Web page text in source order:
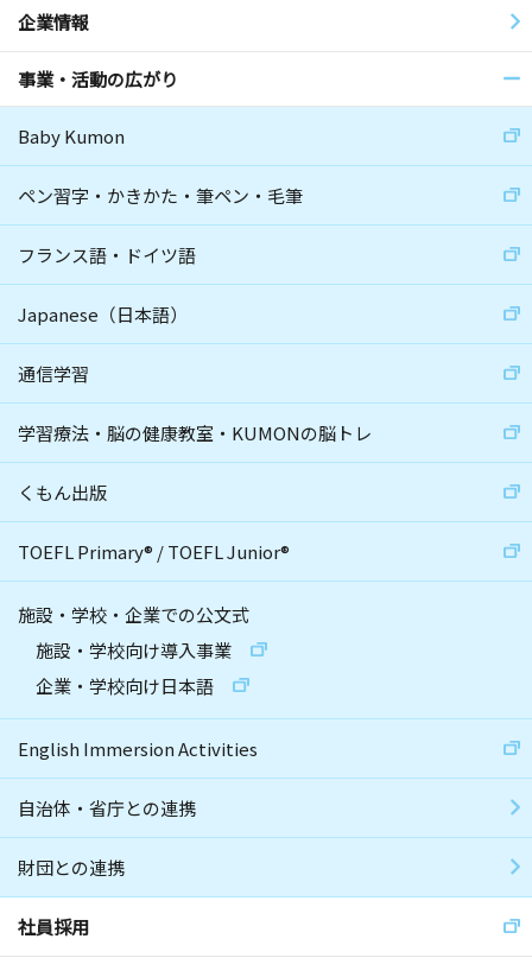
企業情報
事業・活動の広がり
Baby Kumon
ペン習字・かきかた・筆ペン・毛筆
フランス語・ドイツ語
Japanese（日本語）
通信学習
学習療法・脳の健康教室・KUMONの脳トレ
くもん出版
TOEFL Primary® /TOEFL Junior®
施設・学校・企業での公文式
施設・学校向け導入事業
企業・学校向け日本語
English Immersion Activities
自治体・省庁との連携
財団との連携
社員採用